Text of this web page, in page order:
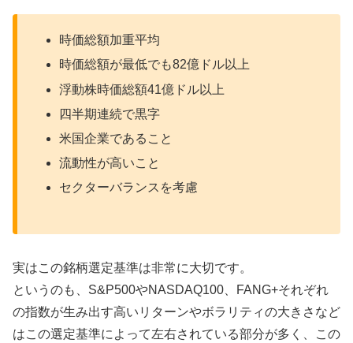
時価総額加重平均
時価総額が最低でも82億ドル以上
浮動株時価総額41億ドル以上
四半期連続で黒字
米国企業であること
流動性が高いこと
セクターバランスを考慮
実はこの銘柄選定基準は非常に大切です。
というのも、S&P500やNASDAQ100、FANG+それぞれ
の指数が生み出す高いリターンやボラリティの大きさなど
はこの選定基準によって左右されている部分が多く、この